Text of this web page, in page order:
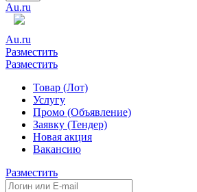
Au.ru
Au.ru
Разместить
Разместить
Товар (Лот)
Услугу
Промо (Объявление)
Заявку (Тендер)
Новая акция
Вакансию
Разместить